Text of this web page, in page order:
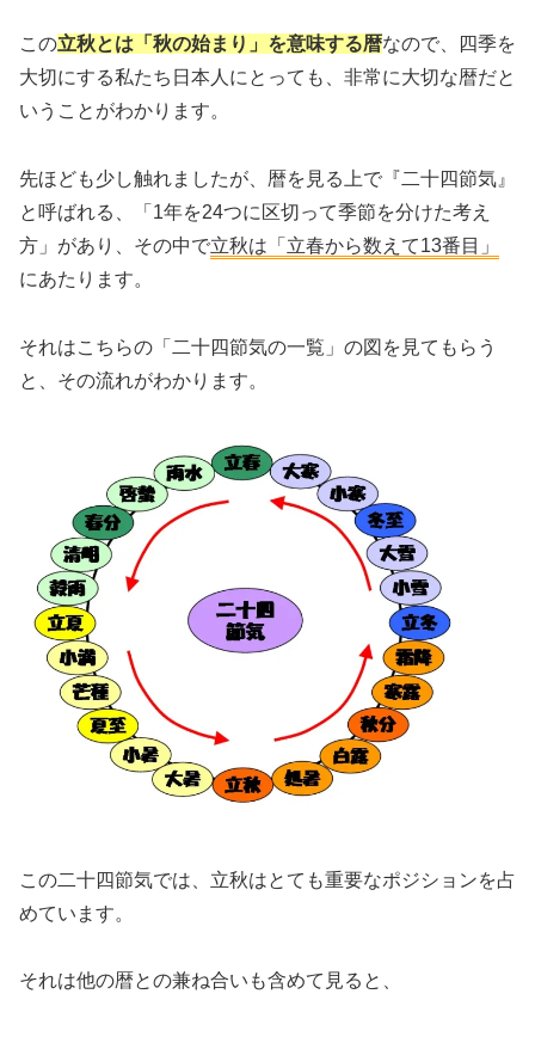
この立秋とは「秋の始まり」を意味する暦なので、四季を
大切にする私たち日本人にとっても、非常に大切な暦だと
いうことがわかります。
先ほども少し触れましたが、暦を見る上で『二十四節気』
と呼ばれる、「1年を24つに区切って季節を分けた考え
方」があり、その中で立秋は「立春から数えて13番目」
にあたります。
それはこちらの「二十四節気の一覧」の図を見てもらう
と、その流れがわかります。
この二十四節気では、立秋はとても重要なポジションを占
めています。
それは他の暦との兼ね合いも含めて見ると、